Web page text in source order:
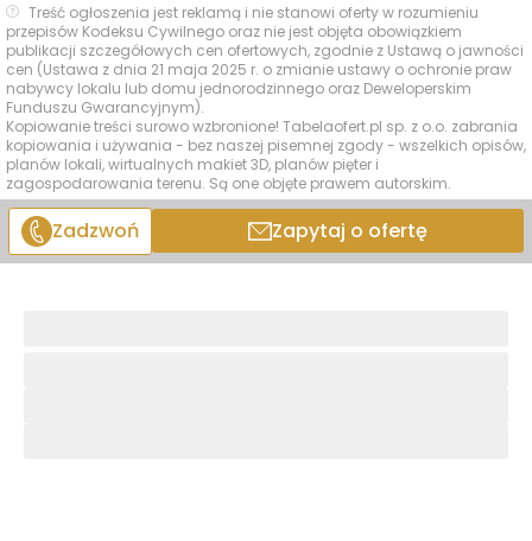
Treść ogłoszenia jest reklamą i nie stanowi oferty w rozumieniu
przepisów Kodeksu Cywilnego oraz nie jest objęta obowiązkiem
publikacji szczegółowych cen ofertowych, zgodnie z Ustawą o jawności
cen (Ustawa z dnia 21 maja 2025 r. o zmianie ustawy o ochronie praw
nabywcy lokalu lub domu jednorodzinnego oraz Deweloperskim
Funduszu Gwarancyjnym).
Kopiowanie treści surowo wzbronione! Tabelaofert.pl sp. z o.o. zabrania
kopiowania i używania - bez naszej pisemnej zgody - wszelkich opisów,
planów lokali, wirtualnych makiet 3D, planów pięter i
zagospodarowania terenu. Są one objęte prawem autorskim.
Zadzwoń Zapytaj o ofertę